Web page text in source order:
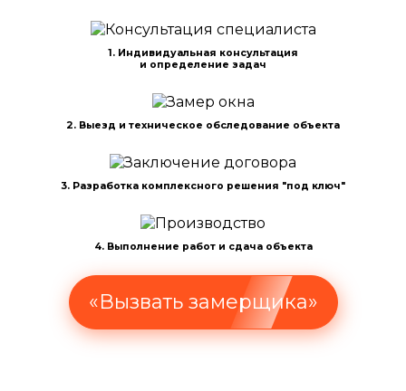
1. Индивидуальная консультация
и определение задач
2. Выезд и техническое обследование объекта
3. Разработка комплексного решения "под ключ"
4. Выполнение работ и сдача объекта
«Вызвать замерщика»